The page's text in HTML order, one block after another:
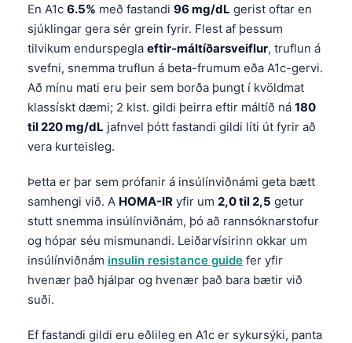
En A1c 6.5% með fastandi 96 mg/dL gerist oftar en
sjúklingar gera sér grein fyrir. Flest af þessum
tilvikum endurspegla eftir-máltíðarsveiflur, truflun á
svefni, snemma truflun á beta-frumum eða A1c-gervi.
Að mínu mati eru þeir sem borða þungt í kvöldmat
klassískt dæmi; 2 klst. gildi þeirra eftir máltíð ná 180
til 220 mg/dL jafnvel þótt fastandi gildi líti út fyrir að
vera kurteisleg.
Þetta er þar sem prófanir á insúlínviðnámi geta bætt
samhengi við. A HOMA-IR yfir um 2,0 til 2,5 getur
stutt snemma insúlínviðnám, þó að rannsóknarstofur
og hópar séu mismunandi. Leiðarvísirinn okkar um
insúlínviðnám insulin resistance guide fer yfir
hvenær það hjálpar og hvenær það bara bætir við
suði.
Ef fastandi gildi eru eðlileg en A1c er sykursýki, panta